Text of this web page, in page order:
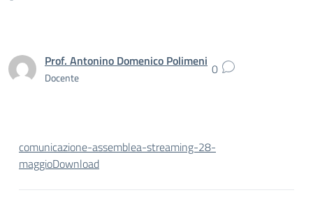
Prof. Antonino Domenico Polimeni
Docente 0
comunicazione-assemblea-streaming-28-
maggioDownload